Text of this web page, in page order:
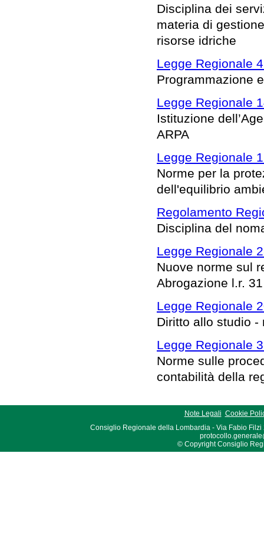
Disciplina dei
materia di
risorse idriche
Legge Regionale
Programmazione
Legge Regionale
Istituzione
ARPA
Legge Regionale
Norme per la
dell'equilibrio
Regolamento
Disciplina del
Legge Regionale
Nuove norme sul
Abrogazione l.r.
Legge Regionale
Diritto allo studio -
Legge Regionale
Norme sulle
contabilità della
Note Legali Cookie
Consiglio Regionale della Lombardia - Via Fabio Filzi
© Copyright Consiglio